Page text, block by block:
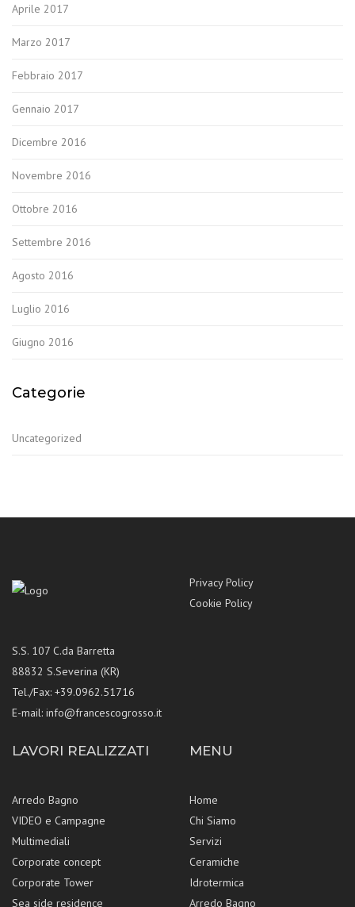
Aprile 2017
Marzo 2017
Febbraio 2017
Gennaio 2017
Dicembre 2016
Novembre 2016
Ottobre 2016
Settembre 2016
Agosto 2016
Luglio 2016
Giugno 2016
Categorie
Uncategorized
S.S. 107 C.da Barretta
88832 S.Severina (KR)
Tel./Fax: +39.0962.51716
E-mail: info@francescogrosso.it
Privacy Policy
Cookie Policy
LAVORI REALIZZATI
Arredo Bagno
VIDEO e Campagne
Multimediali
Corporate concept
Corporate Tower
Sea side residence
MENU
Home
Chi Siamo
Servizi
Ceramiche
Idrotermica
Arredo Bagno